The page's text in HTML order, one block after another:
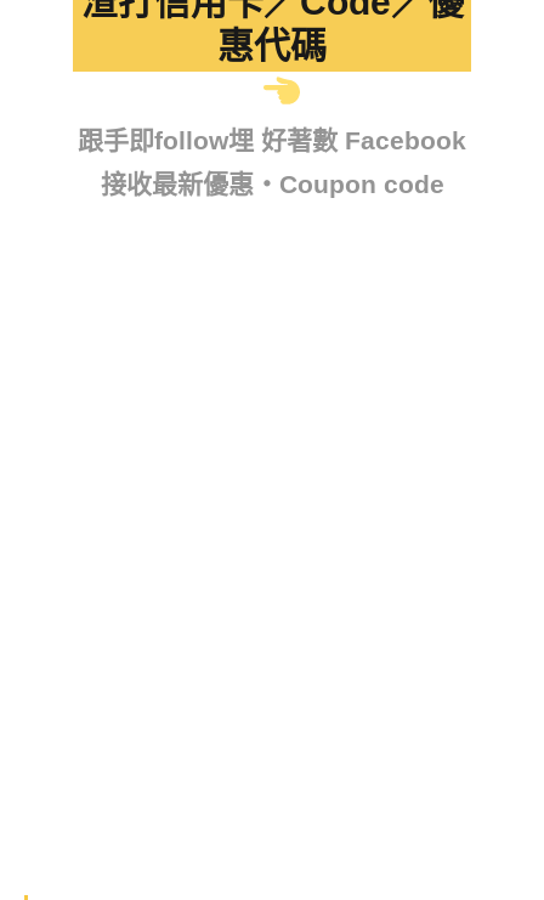
惠代碼
跟手即follow埋 好著數 Facebook
接收最新優惠・Coupon code